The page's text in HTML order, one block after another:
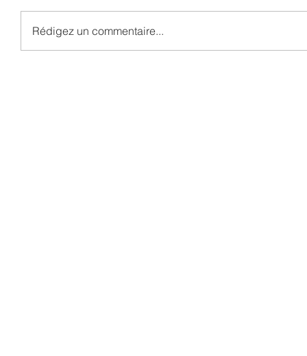
Rédigez un commentaire...